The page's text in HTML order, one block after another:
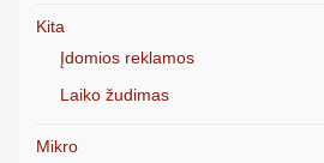
Kita
Įdomios reklamos
Laiko žudimas
Mikro